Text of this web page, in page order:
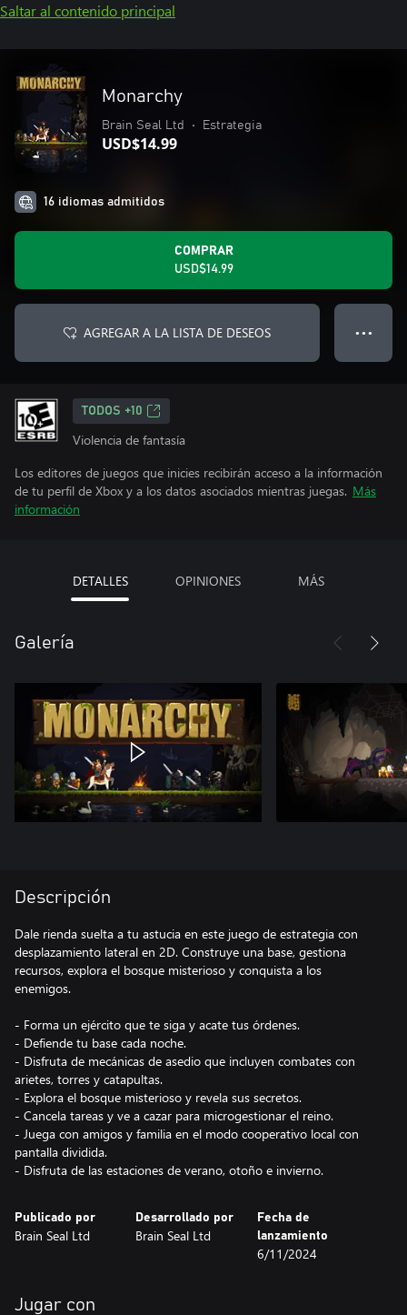
Saltar al contenido principal
Monarchy
Brain Seal Ltd • Estrategia
USD$14.99
16 idiomas admitidos
COMPRAR
USD$14.99
AGREGAR A LA LISTA DE DESEOS ● ● ●
TODOS +10
Violencia de fantasía
Los editores de juegos que inicies recibirán acceso a la información
de tu perfil de Xbox y a los datos asociados mientras juegas. Más
información
DETALLES OPINIONES MÁS
Galería
Descripción
Dale rienda suelta a tu astucia en este juego de estrategia con
desplazamiento lateral en 2D. Construye una base, gestiona
recursos, explora el bosque misterioso y conquista a los
enemigos.
- Forma un ejército que te siga y acate tus órdenes.
- Defiende tu base cada noche.
- Disfruta de mecánicas de asedio que incluyen combates con
arietes, torres y catapultas.
- Explora el bosque misterioso y revela sus secretos.
- Cancela tareas y ve a cazar para microgestionar el reino.
- Juega con amigos y familia en el modo cooperativo local con
pantalla dividida.
Publicado por
Brain Seal Ltd
Desarrollado por
Brain Seal Ltd
Fecha de
lanzamiento
6/11/2024
Jugar con